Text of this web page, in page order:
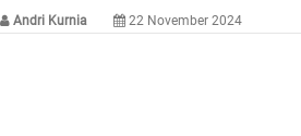
Andri Kurnia 22 November 2024